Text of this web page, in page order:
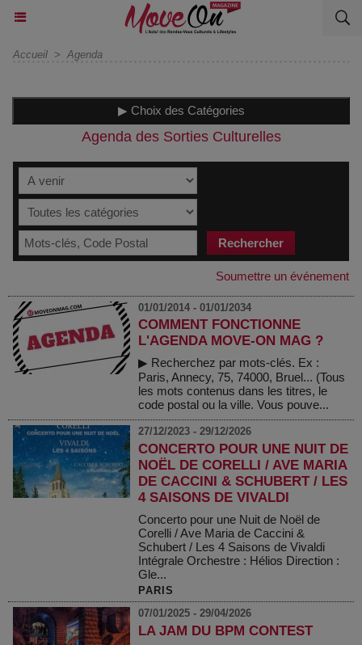
Accueil > Agenda
▶ Choix des Catégories
Agenda des Sorties Culturelles
Soumettre un événement
01/01/2014 - 01/01/2034
COMMENT FONCTIONNE
L'AGENDA MOVE-ON MAG ?
▶ Recherchez par mots-clés. Ex :
Paris, Annecy, 75, 74000, Bruel... (Tous
les mots contenus dans les titres, le
code postal ou la ville. Vous pouve...
27/12/2023 - 29/12/2026
CONCERTO POUR UNE NUIT DE
NOËL DE CORELLI / AVE MARIA
DE CACCINI & SCHUBERT / LES
4 SAISONS DE VIVALDI
Concerto pour une Nuit de Noël de
Corelli / Ave Maria de Caccini &
Schubert / Les 4 Saisons de Vivaldi
Intégrale Orchestre : Hélios Direction :
Gle...
PARIS
07/01/2025 - 29/04/2026
LA JAM DU BPM CONTEST